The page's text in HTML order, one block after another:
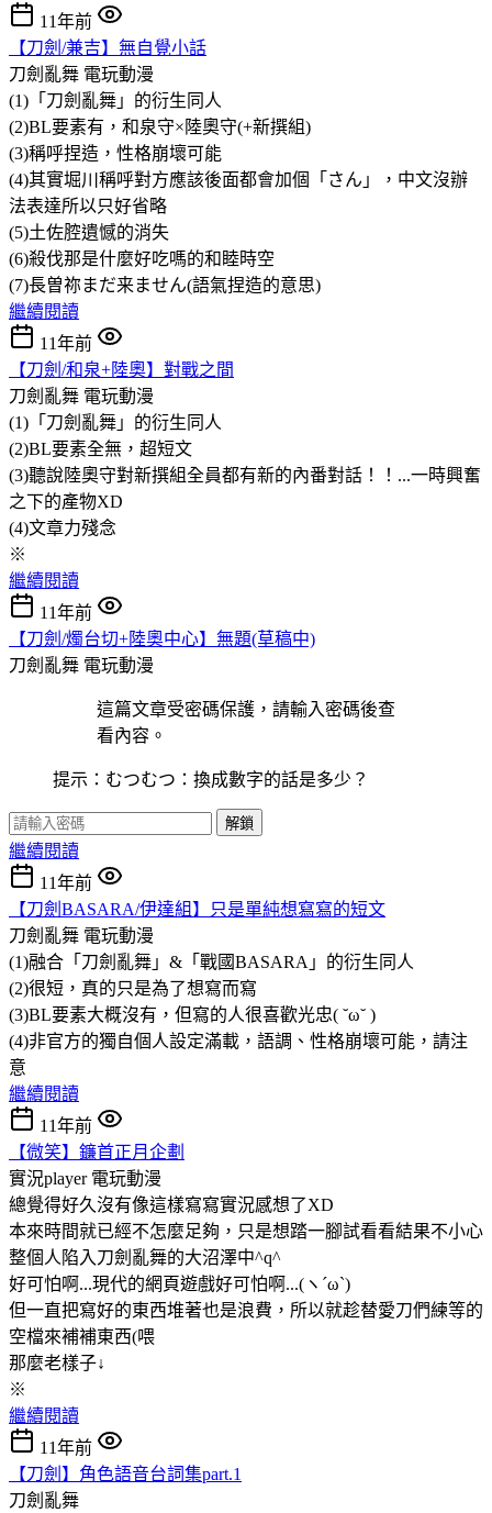
11年前
【刀劍/兼吉】無自覺小話
刀劍亂舞 電玩動漫
(1)「刀劍亂舞」的衍生同人
(2)BL要素有，和泉守×陸奧守(+新撰組)
(3)稱呼捏造，性格崩壞可能
(4)其實堀川稱呼對方應該後面都會加個「さん」，中文沒辦
法表達所以只好省略
(5)土佐腔遺憾的消失
(6)殺伐那是什麼好吃嗎的和睦時空
(7)長曽祢まだ来ません(語氣捏造的意思)
繼續閱讀
11年前
【刀劍/和泉+陸奧】對戰之間
刀劍亂舞 電玩動漫
(1)「刀劍亂舞」的衍生同人
(2)BL要素全無，超短文
(3)聽說陸奧守對新撰組全員都有新的內番對話！！...一時興奮
之下的產物XD
(4)文章力殘念
※
繼續閱讀
11年前
【刀劍/燭台切+陸奧中心】無題(草稿中)
刀劍亂舞 電玩動漫
這篇文章受密碼保護，請輸入密碼後查
看內容。
提示：むつむつ：換成數字的話是多少？
解鎖
繼續閱讀
11年前
【刀劍BASARA/伊達組】只是單純想寫寫的短文
刀劍亂舞 電玩動漫
(1)融合「刀劍亂舞」&「戰國BASARA」的衍生同人
(2)很短，真的只是為了想寫而寫
(3)BL要素大概沒有，但寫的人很喜歡光忠( ˘ω˘ )
(4)非官方的獨自個人設定滿載，語調、性格崩壞可能，請注
意
繼續閱讀
11年前
【微笑】鐮首正月企劃
實況player 電玩動漫
總覺得好久沒有像這樣寫寫實況感想了XD
本來時間就已經不怎麼足夠，只是想踏一腳試看看結果不小心
整個人陷入刀劍亂舞的大沼澤中^q^
好可怕啊...現代的網頁遊戲好可怕啊...(ヽ´ω`)
但一直把寫好的東西堆著也是浪費，所以就趁替愛刀們練等的
空檔來補補東西(喂
那麼老樣子↓
※
繼續閱讀
11年前
【刀劍】角色語音台詞集part.1
刀劍亂舞